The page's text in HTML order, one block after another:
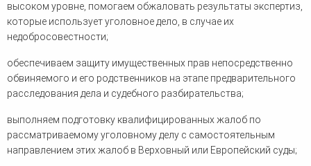
высоком уровне, помогаем обжаловать результаты экспертиз,
которые использует уголовное дело, в случае их
недобросовестности;
обеспечиваем защиту имущественных прав непосредственно
обвиняемого и его родственников на этапе предварительного
расследования дела и судебного разбирательства;
выполняем подготовку квалифицированных жалоб по
рассматриваемому уголовному делу с самостоятельным
направлением этих жалоб в Верховный или Европейский суды;